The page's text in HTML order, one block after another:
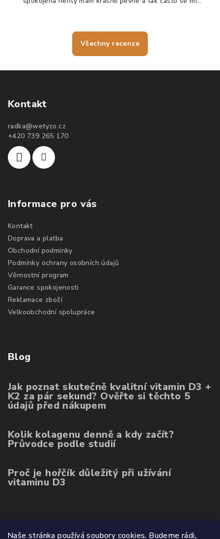
Naše stránka používá soubory cookies. Budeme rádi,
Všechny recenze
Kontakt
radka@wetyzo.cz
+420 739 265 170
Informace pro vás
Kontakt
Doprava a platba
Obchodní podmínky
Podmínky ochrany osobních údajů
Věrnostní program
Garance spokojenosti
Reklamace zboží
Velkoobchodní spolupráce
Blog
Jak poznat skutečně kvalitní vitamin D3 +
K2 za pár sekund? Ověřte si těchto 5
údajů před nákupem
Kolik kolagenu denně a kdy začít?
Průvodce podle studií
Proč je hořčík důležitý při užívání
vitaminu D3
Poslední hodnocení produktů